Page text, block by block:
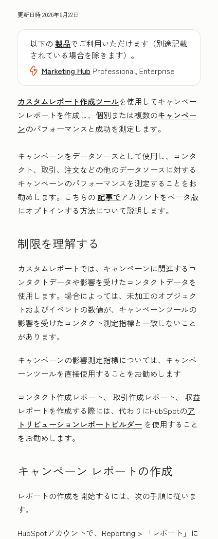
更新日時2026年6月22日
以下の 製品でご利用いただけます（別途記載
されている場合を除きます）。
Marketing Hub Professional, Enterprise
カスタムレポート作成ツールを使用してキャンペー
ンレポートを作成し、個別または複数のキャンペー
ンのパフォーマンスと成功を測定します。
キャンペーンをデータソースとして使用し、コンタ
クト、取引、注文などの他のデータソースに対する
キャンペーンのパフォーマンスを測定することをお
勧めします。こちらの 記事でアカウントをベータ版
にオプトインする方法について説明します。
制限を理解する
カスタムレポートでは、キャンペーンに関連するコ
ンタクトデータや影響を受けたコンタクトデータを
使用します。場合によっては、未加工のオブジェク
トおよびイベントの数値が、キャンペーンツールの
影響を受けたコンタクト測定指標と一致しないこと
があります。
キャンペーンの影響測定指標については、キャンペ
ーンツールを直接使用することをお勧めします
コンタクト作成 レポート、 取引作成 レポート、 収益
レポートを作成する際には、代わりにHubSpotのア
トリビューションレポートビルダー を使用すること
をお勧めします。
キャンペーン レポートの作成
レポートの作成を開始するには、次の手順に従いま
す。
HubSpotアカウントで、 Reporting > 「レポート」 に